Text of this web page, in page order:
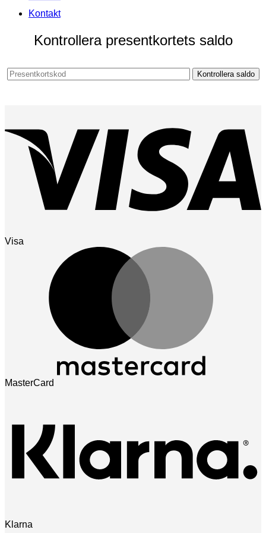
Kontakt
Kontrollera presentkortets saldo
Visa
MasterCard
Klarna